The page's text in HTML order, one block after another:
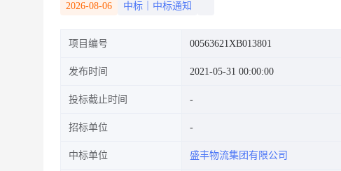
2026-08-06 中标｜中标通知
项目编号 00563621XB013801
发布时间 2021-05-31 00:00:00
投标截止时间
招标单位
中标单位 盛丰物流集团有限公司